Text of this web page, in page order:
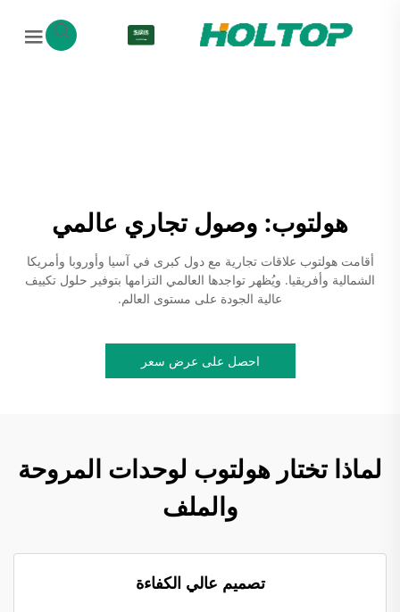
هولتوب: وصول تجاري عالمي
أقامت هولتوب علاقات تجارية مع دول كبرى في آسيا وأوروبا وأمريكا
الشمالية وأفريقيا. ويُظهر تواجدها العالمي التزامها بتوفير حلول تكييف
عالية الجودة على مستوى العالم.
احصل على عرض سعر
لماذا تختار هولتوب لوحدات المروحة
والملف
تصميم عالي الكفاءة